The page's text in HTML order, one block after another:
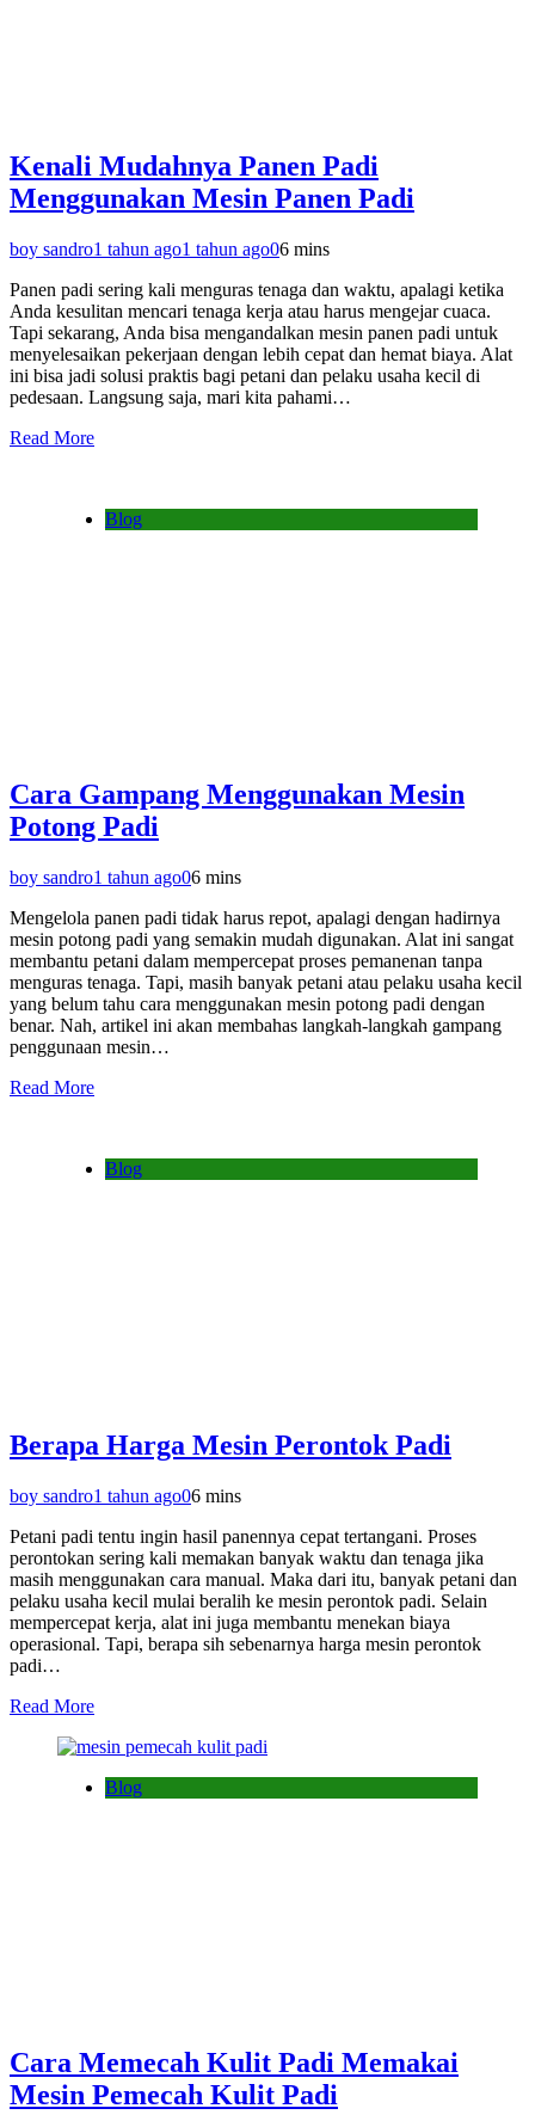
Kenali Mudahnya Panen Padi
Menggunakan Mesin Panen Padi
boy sandro1 tahun ago1 tahun ago06 mins
Panen padi sering kali menguras tenaga dan waktu, apalagi ketika
Anda kesulitan mencari tenaga kerja atau harus mengejar cuaca.
Tapi sekarang, Anda bisa mengandalkan mesin panen padi untuk
menyelesaikan pekerjaan dengan lebih cepat dan hemat biaya. Alat
ini bisa jadi solusi praktis bagi petani dan pelaku usaha kecil di
pedesaan. Langsung saja, mari kita pahami…
Read More
Blog
Cara Gampang Menggunakan Mesin
Potong Padi
boy sandro1 tahun ago06 mins
Mengelola panen padi tidak harus repot, apalagi dengan hadirnya
mesin potong padi yang semakin mudah digunakan. Alat ini sangat
membantu petani dalam mempercepat proses pemanenan tanpa
menguras tenaga. Tapi, masih banyak petani atau pelaku usaha kecil
yang belum tahu cara menggunakan mesin potong padi dengan
benar. Nah, artikel ini akan membahas langkah-langkah gampang
penggunaan mesin…
Read More
Blog
Berapa Harga Mesin Perontok Padi
boy sandro1 tahun ago06 mins
Petani padi tentu ingin hasil panennya cepat tertangani. Proses
perontokan sering kali memakan banyak waktu dan tenaga jika
masih menggunakan cara manual. Maka dari itu, banyak petani dan
pelaku usaha kecil mulai beralih ke mesin perontok padi. Selain
mempercepat kerja, alat ini juga membantu menekan biaya
operasional. Tapi, berapa sih sebenarnya harga mesin perontok
padi…
Read More
Blog
Cara Memecah Kulit Padi Memakai
Mesin Pemecah Kulit Padi